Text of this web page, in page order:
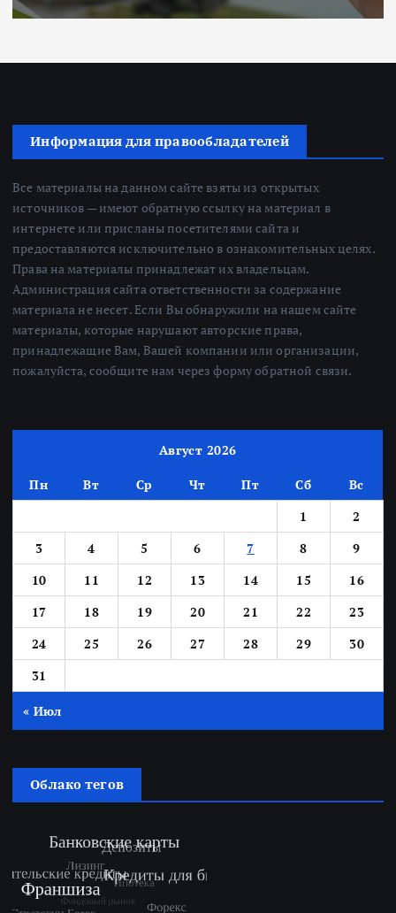
Информация для правообладателей
Все материалы на данном сайте взяты из открытых
источников — имеют обратную ссылку на материал в
интернете или присланы посетителями сайта и
предоставляются исключительно в ознакомительных целях.
Права на материалы принадлежат их владельцам.
Администрация сайта ответственности за содержание
материала не несет. Если Вы обнаружили на нашем сайте
материалы, которые нарушают авторские права,
принадлежащие Вам, Вашей компании или организации,
пожалуйста, сообщите нам через форму обратной связи.
Август 2026
Пн Вт Ср Чт Пт Сб
Вс
1
2
3
4 5 6 7 8
9
10
11 12 13 14 15
16
17
18 19 20 21 22
23
24
25 26 27 28 29
30
31
« Июл
Облако тегов